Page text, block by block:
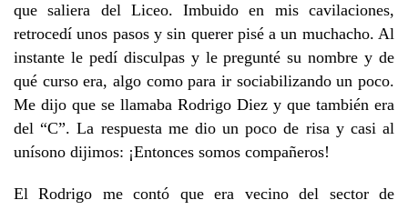
que saliera del Liceo. Imbuido en mis cavilaciones,
retrocedí unos pasos y sin querer pisé a un muchacho. Al
instante le pedí disculpas y le pregunté su nombre y de
qué curso era, algo como para ir sociabilizando un poco.
Me dijo que se llamaba Rodrigo Diez y que también era
del “C”. La respuesta me dio un poco de risa y casi al
unísono dijimos: ¡Entonces somos compañeros!
El Rodrigo me contó que era vecino del sector de